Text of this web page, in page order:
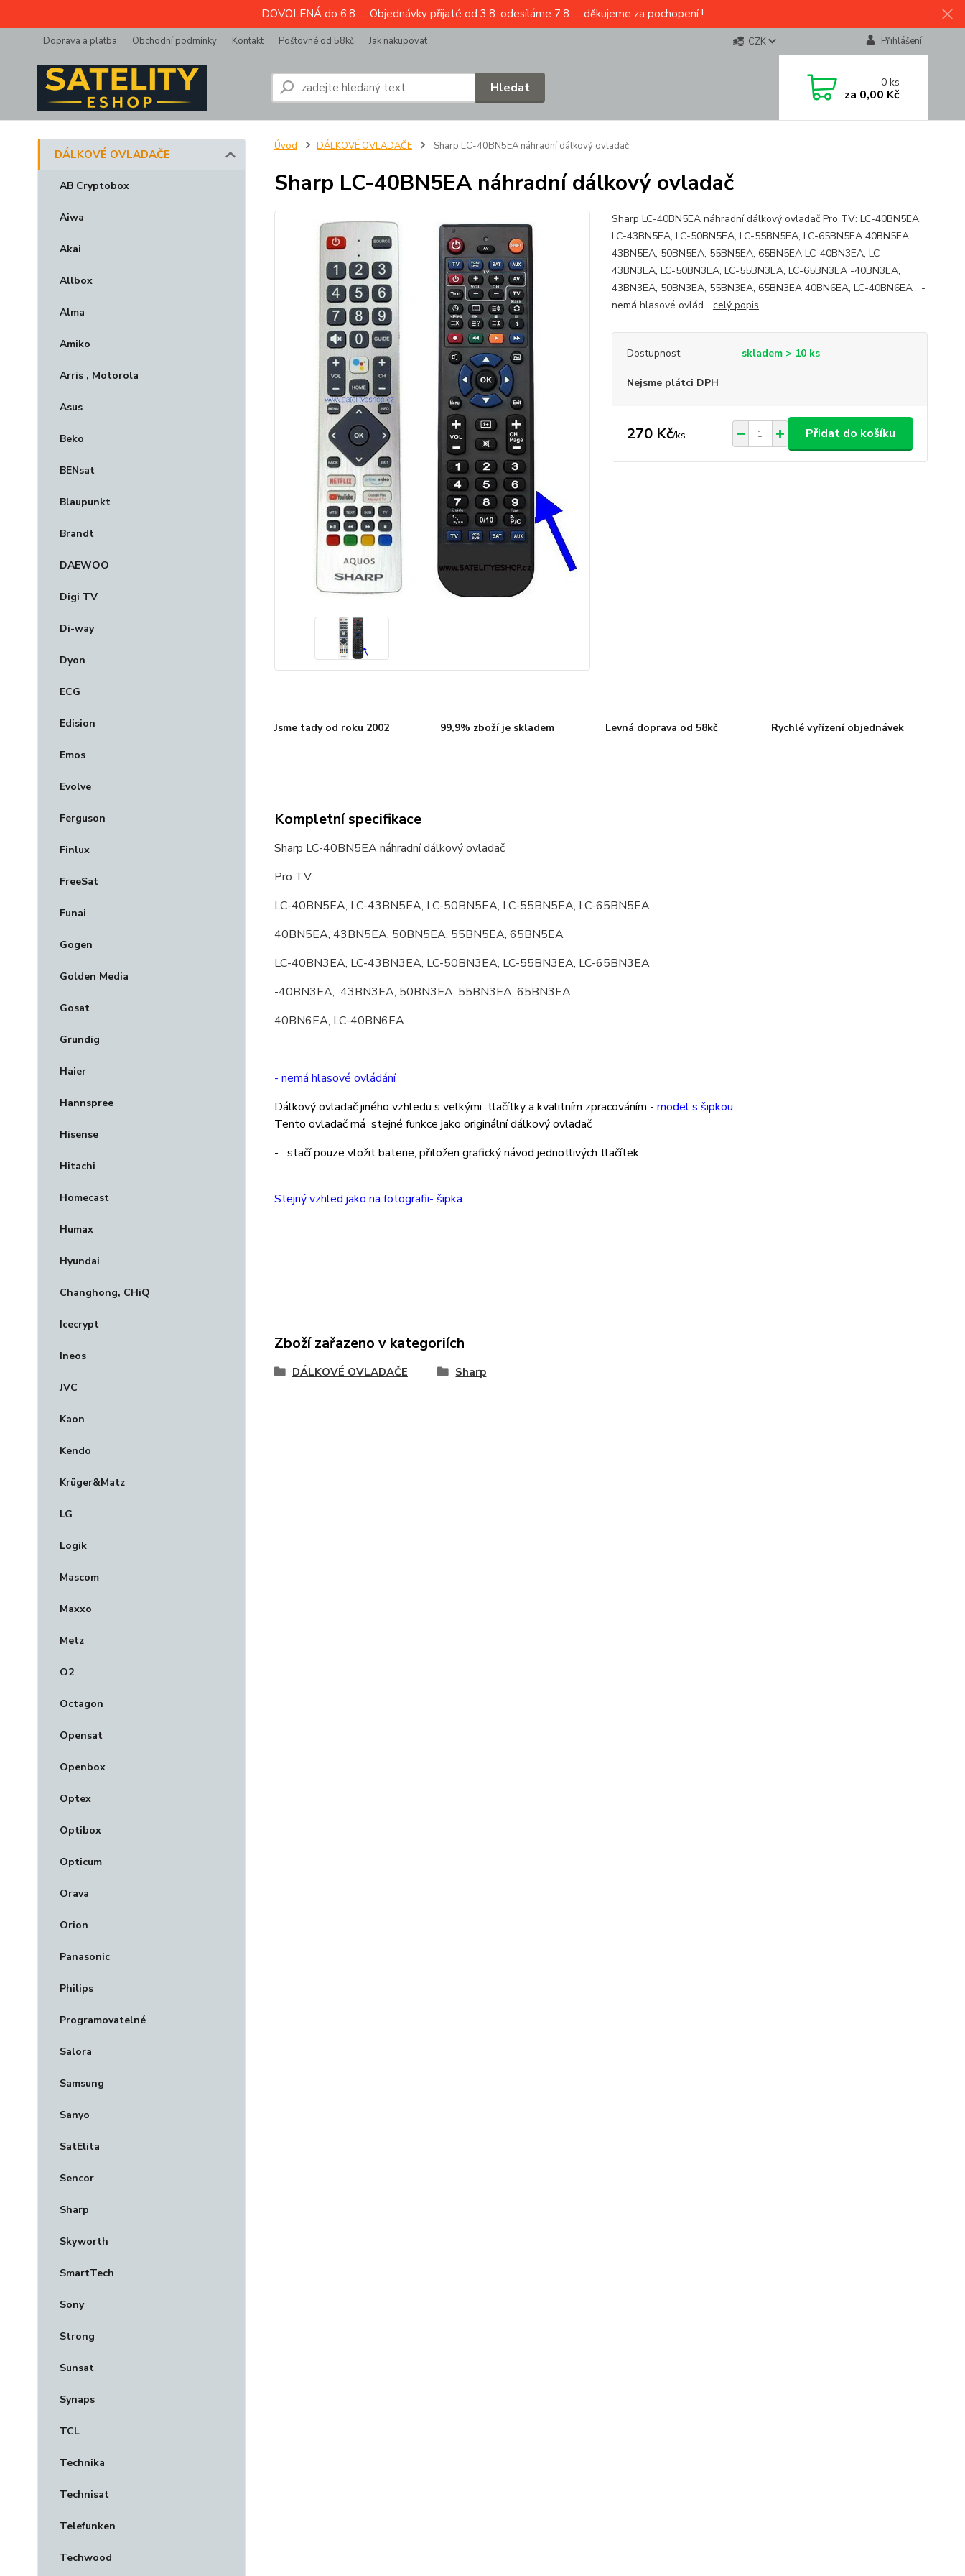
DOVOLENÁ do 6.8. ... Objednávky přijaté od 3.8. odesíláme 7.8. ... děkujeme za pochopení !
Doprava a platba Obchodní podmínky Kontakt Poštovné od 58kč Jak nakupovat CZK Přihlášení
Hledat 0ks
za 0,00 Kč
DÁLKOVÉ OVLADAČE
AB Cryptobox
Aiwa
Akai
Allbox
Alma
Amiko
Arris , Motorola
Asus
Beko
BENsat
Blaupunkt
Brandt
DAEWOO
Digi TV
Di-way
Dyon
ECG
Edision
Emos
Evolve
Ferguson
Finlux
FreeSat
Funai
Gogen
Golden Media
Gosat
Grundig
Haier
Hannspree
Hisense
Hitachi
Homecast
Humax
Hyundai
Changhong, CHiQ
Icecrypt
Ineos
JVC
Kaon
Kendo
Krüger&Matz
LG
Logik
Mascom
Maxxo
Metz
O2
Octagon
Opensat
Openbox
Optex
Optibox
Opticum
Orava
Orion
Panasonic
Philips
Programovatelné
Salora
Samsung
Sanyo
SatElita
Sencor
Sharp
Skyworth
SmartTech
Sony
Strong
Sunsat
Synaps
TCL
Technika
Technisat
Telefunken
Techwood
Úvod DÁLKOVÉ OVLADAČE Sharp LC-40BN5EA náhradní dálkový ovladač
Sharp LC-40BN5EA náhradní dálkový ovladač
Sharp LC-40BN5EA náhradní dálkový ovladač Pro TV: LC-40BN5EA,
LC-43BN5EA, LC-50BN5EA, LC-55BN5EA, LC-65BN5EA 40BN5EA,
43BN5EA, 50BN5EA, 55BN5EA, 65BN5EA LC-40BN3EA, LC-
43BN3EA, LC-50BN3EA, LC-55BN3EA, LC-65BN3EA -40BN3EA,
43BN3EA, 50BN3EA, 55BN3EA, 65BN3EA 40BN6EA, LC-40BN6EA -
nemá hlasové ovlád... celý popis
Dostupnost skladem > 10 ks
Nejsme plátci DPH
270 Kč/ks Přidat do košíku
Jsme tady od roku 2002 99,9% zboží je skladem Levná doprava od 58kč Rychlé vyřízení objednávek
Kompletní specifikace
Sharp LC-40BN5EA náhradní dálkový ovladač
Pro TV:
LC-40BN5EA, LC-43BN5EA, LC-50BN5EA, LC-55BN5EA, LC-65BN5EA
40BN5EA, 43BN5EA, 50BN5EA, 55BN5EA, 65BN5EA
LC-40BN3EA, LC-43BN3EA, LC-50BN3EA, LC-55BN3EA, LC-65BN3EA
-40BN3EA, 43BN3EA, 50BN3EA, 55BN3EA, 65BN3EA
40BN6EA, LC-40BN6EA
- nemá hlasové ovládání
Dálkový ovladač jiného vzhledu s velkými tlačítky a kvalitním zpracováním - model s šipkou
Tento ovladač má stejné funkce jako originální dálkový ovladač
- stačí pouze vložit baterie, přiložen grafický návod jednotlivých tlačítek
Stejný vzhled jako na fotografii- šipka
Zboží zařazeno v kategoriích
DÁLKOVÉ OVLADAČE Sharp